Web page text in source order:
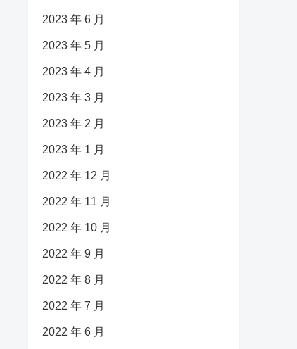
2023 年 6 月
2023 年 5 月
2023 年 4 月
2023 年 3 月
2023 年 2 月
2023 年 1 月
2022 年 12 月
2022 年 11 月
2022 年 10 月
2022 年 9 月
2022 年 8 月
2022 年 7 月
2022 年 6 月